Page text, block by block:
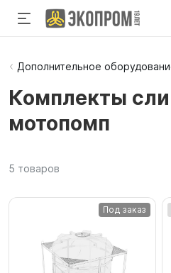
Дополнительное
Комплекты
мотопомп
5 товаров
Под заказ